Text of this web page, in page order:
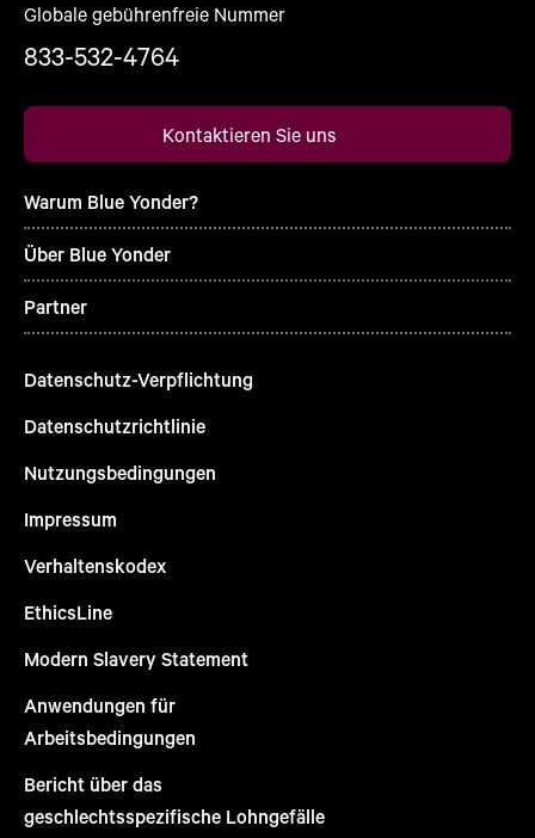
Globale gebührenfreie Nummer
833-532-4764
Kontaktieren Sie uns
Warum Blue Yonder?
Über Blue Yonder
Partner
Datenschutz-Verpflichtung
Datenschutzrichtlinie
Nutzungsbedingungen
Impressum
Verhaltenskodex
EthicsLine
Modern Slavery Statement
Anwendungen für
Arbeitsbedingungen
Bericht über das
geschlechtsspezifische Lohngefälle